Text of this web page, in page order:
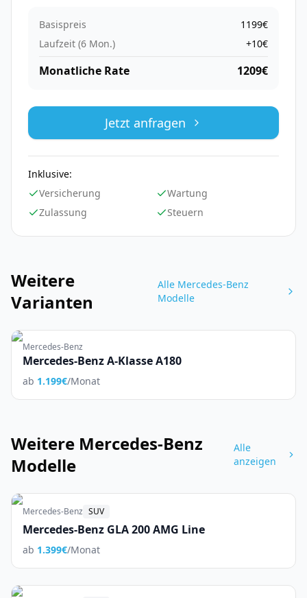
Basispreis 1199€
Laufzeit (6 Mon.) +10€
Monatliche Rate 1209€
Jetzt anfragen
Inklusive:
Versicherung
Wartung
Zulassung
Steuern
Weitere
Varianten
Alle Mercedes-Benz
Modelle
Mercedes-Benz
Mercedes-Benz A-Klasse A180
ab 1.199€/Monat
Weitere Mercedes-Benz
Modelle
Alle
anzeigen
Mercedes-Benz SUV
Mercedes-Benz GLA 200 AMG Line
ab 1.399€/Monat